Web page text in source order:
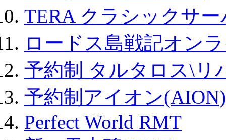
TERA クラシックサ
ロードス島戦記オン
予約制 タルタロス\リ
予約制アイオン
Perfect World RMT